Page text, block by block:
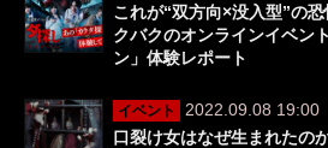
これが“双方向×没入型”
クバクのオンラインイベン
ン」体験レポート
イベント
2022.09.08 19:00
口裂け女はなぜ生まれた